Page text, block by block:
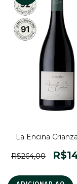
La Encina
R$264,00